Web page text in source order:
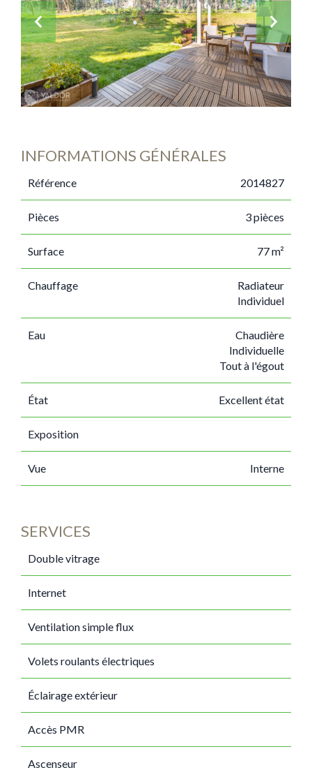
INFORMATIONS GÉNÉRALES
Référence 2014827
Pièces 3 pièces
Surface 77 m²
Chauffage
Radiateur
Individuel
Eau
Chaudière
Individuelle
Tout à l'égout
État Excellent état
Exposition
Vue Interne
SERVICES
Double vitrage
Internet
Ventilation simple flux
Volets roulants électriques
Éclairage extérieur
Accès PMR
Ascenseur